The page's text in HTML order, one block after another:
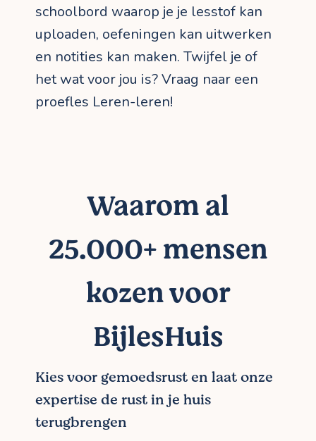
schoolbord waarop je je lesstof kan
uploaden, oefeningen kan uitwerken
en notities kan maken. Twijfel je of
het wat voor jou is? Vraag naar een
proefles Leren-leren!
Waarom al
25.000+ mensen
kozen voor
BijlesHuis
Kies voor gemoedsrust en laat onze
expertise de rust in je huis
terugbrengen